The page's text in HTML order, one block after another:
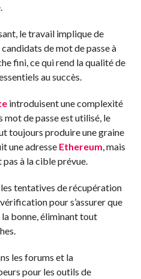
le travail implique de
de mot de passe à
fini, ce qui rend la qualité de
au succès.
introduisent une complexité
mot de passe est utilisé, le
toujours produire une graine
une adresse Ethereum, mais
à la cible prévue.
tentatives de récupération
pour s’assurer que
la bonne, éliminant tout
les forums et la
pour les outils de